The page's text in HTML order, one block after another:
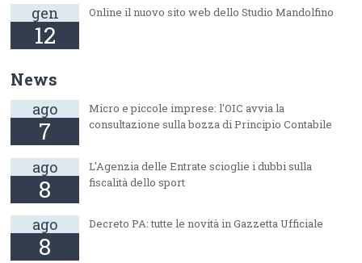
gen
12
Online il nuovo sito web dello Studio Mandolfino
News
ago
7
Micro e piccole imprese: l'OIC avvia la
consultazione sulla bozza di Principio Contabile
ago
8
L'Agenzia delle Entrate scioglie i dubbi sulla
fiscalità dello sport
ago
8
Decreto PA: tutte le novità in Gazzetta Ufficiale